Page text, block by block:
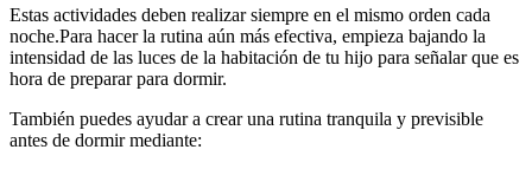
Estas actividades deben realizar siempre en el mismo orden cada
noche.Para hacer la rutina aún más efectiva, empieza bajando la
intensidad de las luces de la habitación de tu hijo para señalar que es
hora de preparar para dormir.
También puedes ayudar a crear una rutina tranquila y previsible
antes de dormir mediante: